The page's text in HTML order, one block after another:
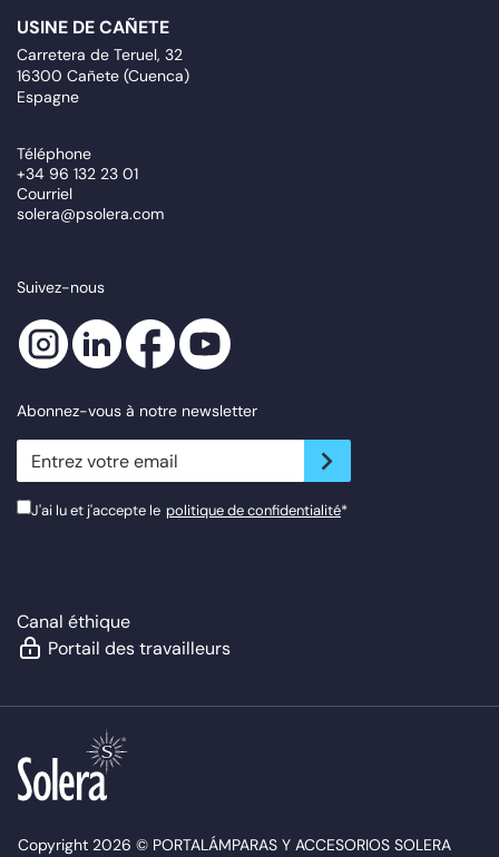
USINE DE CAÑETE
Carretera de Teruel, 32
16300 Cañete (Cuenca)
Espagne
Téléphone
+34 96 132 23 01
Courriel
solera@psolera.com
Suivez-nous
Abonnez-vous à notre newsletter
newsletter.suscribe
J'ai lu et j'accepte le politique de confidentialité*
Canal éthique
Portail des travailleurs
Copyright 2026 © PORTALÁMPARAS Y ACCESORIOS SOLERA